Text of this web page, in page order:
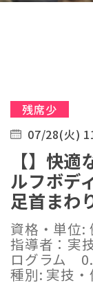
残席少
07/28(火)
【】快
ルフボデ
足首まわ
資格・単位:
指導者：実
ログラム
種別: 実技・